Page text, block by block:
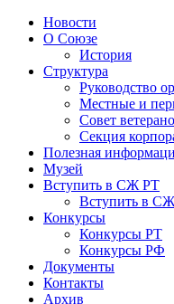
Новости
О Союзе
История
Структура
Руководство
Местные и
Совет
Секция
Полезная
Музей
Вступить в СЖ РТ
Вступить в
Конкурсы
Конкурсы РТ
Конкурсы РФ
Документы
Контакты
Архив